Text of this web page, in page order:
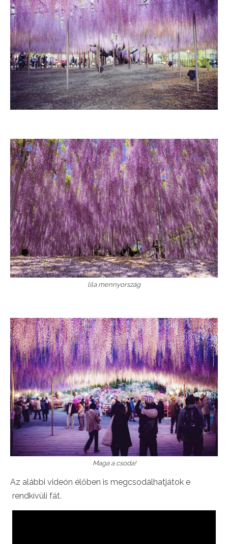
lila mennyország
Maga a csoda!
Az alábbi videón élőben is megcsodálhatjátok e
rendkívüli fát.